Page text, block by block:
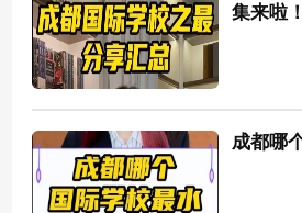
集来啦！
成都哪